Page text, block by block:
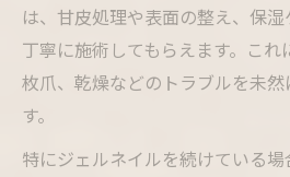
は、甘皮処理や表面の整え、保
丁寧に施術してもらえます。こ
枚爪、乾燥などのトラブルを未
す。
特にジェルネイルを続けている